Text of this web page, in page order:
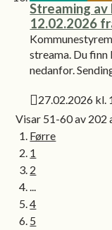
Streaming
12.02.2026
streama. Du
nedanfor.
Publisert
27.02.2026 kl.
Visar 51-60av 202
Førre
1
2
...
4
5